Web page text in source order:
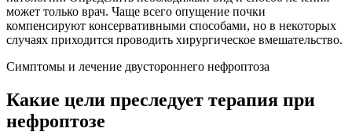
может только врач. Чаще всего опущение почки
компенсируют консервативными способами, но в некоторых
случаях приходится проводить хирургическое вмешательство.
Симптомы и лечение двустороннего нефроптоза
Какие цели преследует терапия при
нефроптозе